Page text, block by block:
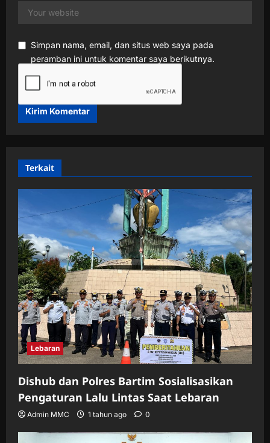
Simpan nama, email, dan situs web saya pada
peramban ini untuk komentar saya berikutnya.
Terkait
Lebaran
Dishub dan Polres Bartim Sosialisasikan
Pengaturan Lalu Lintas Saat Lebaran
Admin MMC 1 tahun ago 0